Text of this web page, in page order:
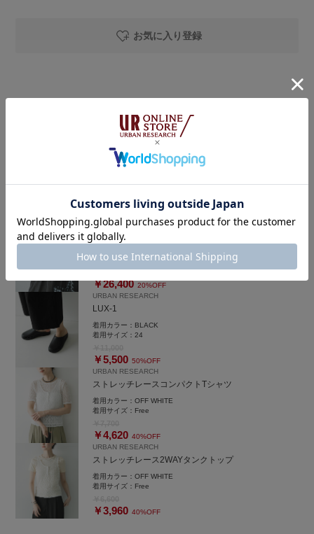
サイズ〈S〉を着用しています。
ウエストには程よくゆとりがあり、
私の身長では足首が見える
すっきりとしたクロップド丈でした◎
お気に入り登録
URBAN RESEARCH
Teya WIDE VOLUME PANTS
着用サイズ：S
￥30,800
URBAN RESEARCH
PHILIPPE AUDIBERT HOLLOW BRACELET
着用サイズ：-
￥33,000
￥26,400 20%OFF
URBAN RESEARCH
LUX-1
着用カラー： BLACK
着用サイズ：24
￥5,500 50%OFF
URBAN RESEARCH
ストレッチレースコンパクトTシャツ
着用カラー：OFF WHITE
着用サイズ： Free
￥4,620 40%OFF
URBAN RESEARCH
ストレッチレース2WAYタンクトップ
着用カラー：OFF WHITE
着用サイズ： Free
￥3,960 40%OFF